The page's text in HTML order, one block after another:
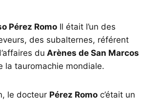
Pérez Romo Il était l’un des
des subalternes, référent
du Arènes de San Marcos
la tauromachie mondiale.
le docteur Pérez Romo c’était un